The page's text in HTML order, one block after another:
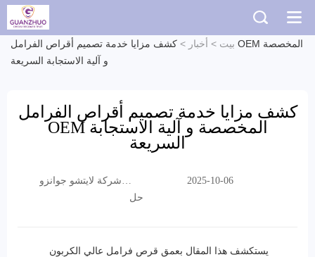
بيت > أخبار > كشف مزايا خدمة تصميم أقراص الفرامل OEM المخصصة
و آلية الاستجابة السريعة
كشف مزايا خدمة تصميم أقراص الفرامل
OEM المخصصة و آلية الاستجابة
السريعة
شركة لايتشو جوانزو
2025-10-06
حل
يستكشف هذا المقال بعمق قرص فرامل عالي الكربون